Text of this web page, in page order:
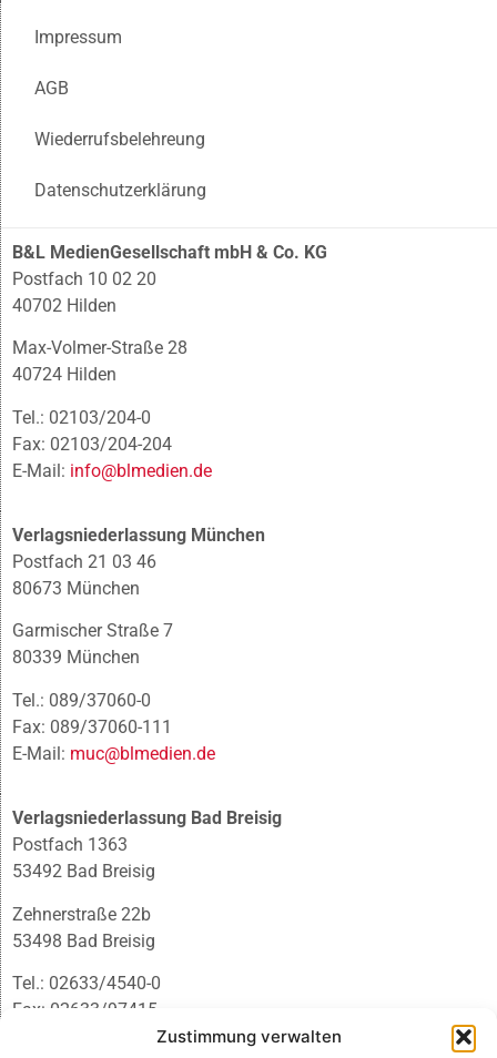
Zustimmung verwalten
Impressum
AGB
Wiederrufsbelehreung
Datenschutzerklärung
B&L MedienGesellschaft mbH & Co. KG
Postfach 10 02 20
40702 Hilden
Max-Volmer-Straße 28
40724 Hilden
Tel.: 02103/204-0
Fax: 02103/204-204
E-Mail: info@blmedien.de
Verlagsniederlassung München
Postfach 21 03 46
80673 München
Garmischer Straße 7
80339 München
Tel.: 089/37060-0
Fax: 089/37060-111
E-Mail: muc@blmedien.de
Verlagsniederlassung Bad Breisig
Postfach 1363
53492 Bad Breisig
Zehnerstraße 22b
53498 Bad Breisig
Tel.: 02633/4540-0
Fax: 02633/97415
infobb@blmedien.de